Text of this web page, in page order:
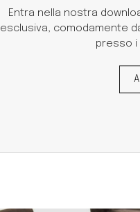
Entra nella nostra
esclusiva, comodamente
presso